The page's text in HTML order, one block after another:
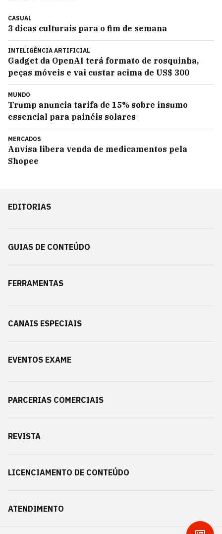
CASUAL
3 dicas culturais para o fim de semana
INTELIGÊNCIA ARTIFICIAL
Gadget da OpenAI terá formato de rosquinha,
peças móveis e vai custar acima de US$ 300
MUNDO
Trump anuncia tarifa de 15% sobre insumo
essencial para painéis solares
MERCADOS
Anvisa libera venda de medicamentos pela
Shopee
EDITORIAS
GUIAS DE CONTEÚDO
FERRAMENTAS
CANAIS ESPECIAIS
EVENTOS EXAME
PARCERIAS COMERCIAIS
REVISTA
LICENCIAMENTO DE CONTEÚDO
ATENDIMENTO